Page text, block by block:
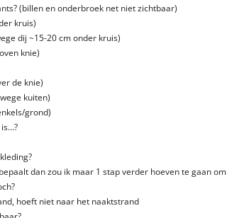
(billen en onderbroek net niet zichtbaar)
kruis)
dij ~15-20 cm onder kruis)
knie)
de knie)
kuiten)
grond)
dan zou ik maar 1 stap verder hoeven te gaan om
hoeft niet naar het naaktstrand